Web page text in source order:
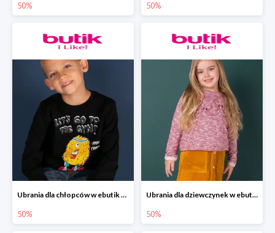
50% 50%
Ubrania dla chłopców w ebutik do -50%
50%
Ubrania dla dziewczynek w ebutik do -50%
50%